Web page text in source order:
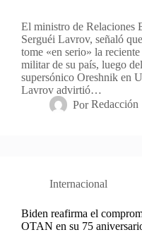
El ministro de Relaciones
Serguéi Lavrov, señaló
tome «en serio» la
militar de su país, luego
supersónico Oreshnik en
Lavrov advirtió…
Por Redacción
Internacional
Biden reafirma el
OTAN en su 75